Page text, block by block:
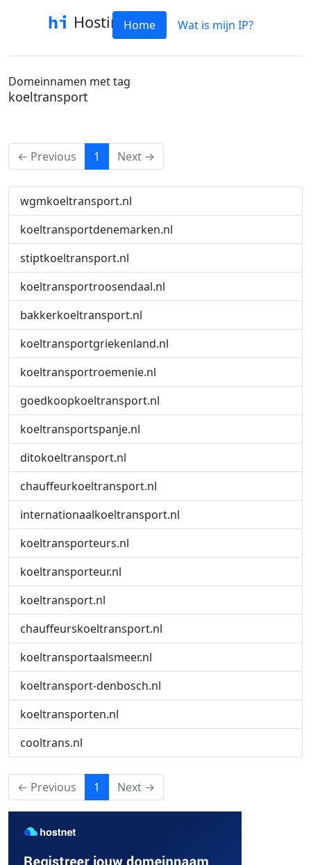
HostinfoHome Wat is mijn IP?
Domeinnamen met tag
koeltransport
← Previous 1 (current)
Next →
wgmkoeltransport.nl
koeltransportdenemarken.nl
stiptkoeltransport.nl
koeltransportroosendaal.nl
bakkerkoeltransport.nl
koeltransportgriekenland.nl
koeltransportroemenie.nl
goedkoopkoeltransport.nl
koeltransportspanje.nl
ditokoeltransport.nl
chauffeurkoeltransport.nl
internationaalkoeltransport.nl
koeltransporteurs.nl
koeltransporteur.nl
koeltransport.nl
chauffeurskoeltransport.nl
koeltransportaalsmeer.nl
koeltransport-denbosch.nl
koeltransporten.nl
cooltrans.nl
← Previous 1 (current)
Next →